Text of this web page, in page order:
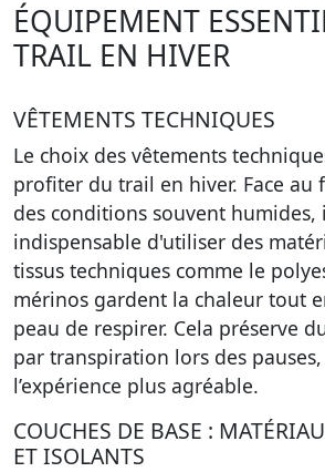
ÉQUIPEMENT
TRAIL EN HIVER
VÊTEMENTS TECHNIQUES
Le choix des vêtements
profiter du trail en hiver. Face au
des conditions souvent humides,
indispensable d'utiliser des
tissus techniques comme le
mérinos gardent la chaleur tout
peau de respirer. Cela préserve
par transpiration lors des
l’expérience plus agréable.
COUCHES DE BASE :
ET ISOLANTS